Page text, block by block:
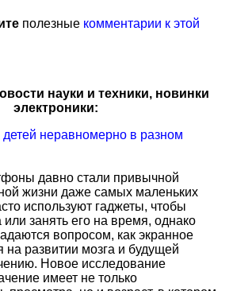
полезные комментарии к этой
науки и техники, новинки
электроники:
неравномерно в разном
давно стали привычной
жизни даже самых маленьких
используют гаджеты, чтобы
занять его на время, однако
вопросом, как экранное
на развитии мозга и будущей
Новое исследование
имеет не только